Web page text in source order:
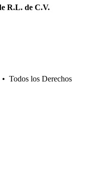
R.L. de C.V.
• Todos los Derechos